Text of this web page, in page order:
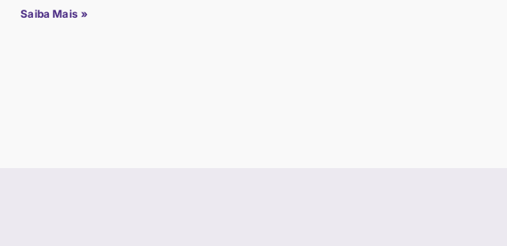
Saiba Mais »